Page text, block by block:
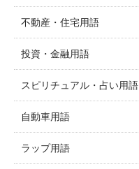
不動産・住宅用語
投資・金融用語
スピリチュアル・占い用語
自動車用語
ラップ用語